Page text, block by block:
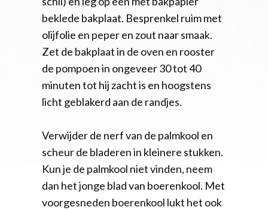
beklede bakplaat. Besprenkel ruim met
olijfolie en peper en zout naar smaak.
Zet de bakplaat in de oven en rooster
de pompoen in ongeveer 30 tot 40
minuten tot hij zacht is en hoogstens
licht geblakerd aan de randjes.
Verwijder de nerf van de palmkool en
scheur de bladeren in kleinere stukken.
Kun je de palmkool niet vinden, neem
dan het jonge blad van boerenkool. Met
voorgesneden boerenkool lukt het ook